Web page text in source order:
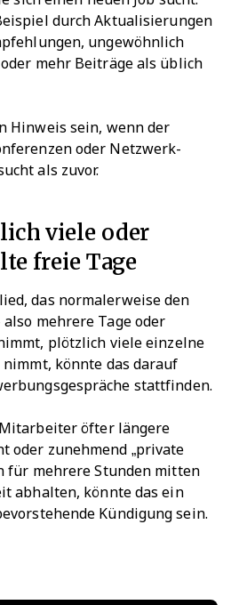
durch Aktualisierungen
ungewöhnlich
mehr Beiträge als üblich
Hinweis sein, wenn der
oder Netzwerk-
als zuvor.
viele oder
freie Tage
das normalerweise den
mehrere Tage oder
plötzlich viele einzelne
könnte das darauf
stattfinden.
öfter längere
oder zunehmend „private
für mehrere Stunden mitten
abhalten, könnte das ein
Kündigung sein.